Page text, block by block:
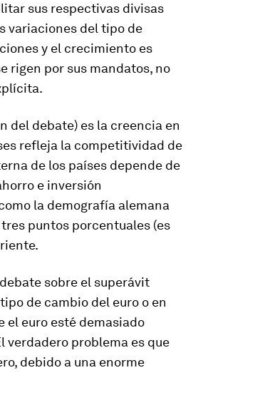
sus respectivas divisas
variaciones del tipo de
y el crecimiento es
rigen por sus mandatos, no
del debate) es la creencia en
refleja la competitividad de
de los países depende de
e inversión
la demografía alemana
puntos porcentuales (es
sobre el superávit
de cambio del euro o en
el euro esté demasiado
verdadero problema es que
debido a una enorme